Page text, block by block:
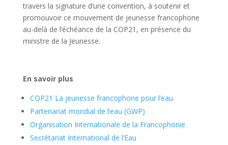
travers la signature d’une convention, à soutenir et
promouvoir ce mouvement de jeunesse francophone
au-delà de l’échéance de la COP21, en présence du
ministre de la Jeunesse.
En savoir plus
COP21 La jeunesse francophone pour l’eau
Partenariat mondial de l’eau (GWP)
Organisation Internationale de la Francophonie
Secrétariat International de l’Eau